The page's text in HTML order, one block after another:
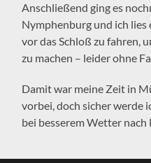
Anschließend ging es
Nymphenburg und ich
vor das Schloß zu fahren,
zu machen – leider ohne
Damit war meine Zeit in
vorbei, doch sicher werde
bei besserem Wetter